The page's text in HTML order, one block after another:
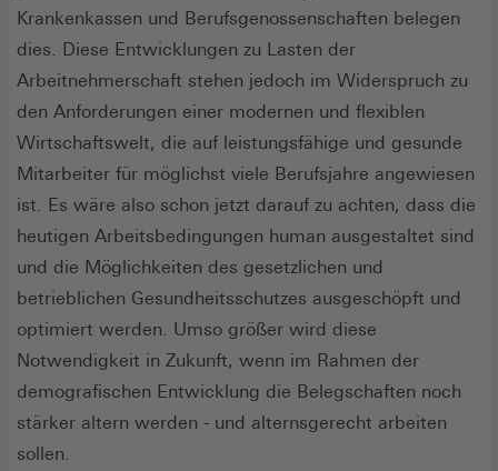
Krankenkassen und Berufsgenossenschaften belegen
dies. Diese Entwicklungen zu Lasten der
Arbeitnehmerschaft stehen jedoch im Widerspruch zu
den Anforderungen einer modernen und flexiblen
Wirtschaftswelt, die auf leistungsfähige und gesunde
Mitarbeiter für möglichst viele Berufsjahre angewiesen
ist. Es wäre also schon jetzt darauf zu achten, dass die
heutigen Arbeitsbedingungen human ausgestaltet sind
und die Möglichkeiten des gesetzlichen und
betrieblichen Gesundheitsschutzes ausgeschöpft und
optimiert werden. Umso größer wird diese
Notwendigkeit in Zukunft, wenn im Rahmen der
demografischen Entwicklung die Belegschaften noch
stärker altern werden - und alternsgerecht arbeiten
sollen.